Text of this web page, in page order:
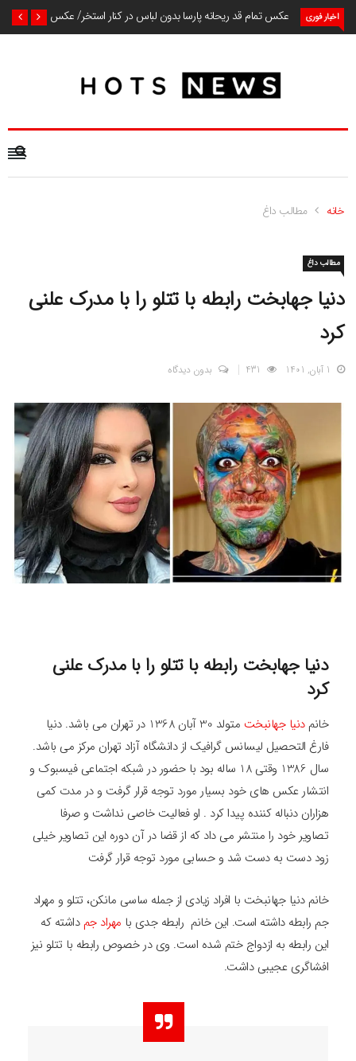
اخبار فوری عکس تمام قد ریحانه پارسا بدون لباس در کنار استخر/ عکس
خانه مطالب داغ
مطالب داغ
دنیا جهابخت رابطه با تتلو را با مدرک علنی
کرد
1 آبان, 1401 بدون دیدگاه
دنیا جهابخت رابطه با تتلو را با مدرک علنی
کرد
خانمدنیا جهانبخت
متولد 30 آبان 1368 در تهران می باشد. دنیا
فارغ التحصیل لیسانس گرافیک از دانشگاه آزاد تهران مرکز می باشد.
سال 1386 وقتی 18 ساله بود با حضور در شبکه اجتماعی فیسبوک و
انتشار عکس های خود بسیار مورد توجه قرار گرفت و در مدت کمی
هزاران دنباله کننده پیدا کرد . او فعالیت خاصی نداشت و صرفا
تصاویر خود را منتشر می داد که از قضا در آن دوره این تصاویر خیلی
زود دست به دست شد و حسابی مورد توجه قرار گرفت
خانم دنیا جهانبخت با افراد زیادی از جمله ساسی مانکن، تتلو و مهراد
جم رابطه داشته است. این خانم رابطه جدی با مهراد جمداشته که
این رابطه به ازدواج ختم شده است. وی در خصوص رابطه با تتلو نیز
افشاگری عجیبی داشت.